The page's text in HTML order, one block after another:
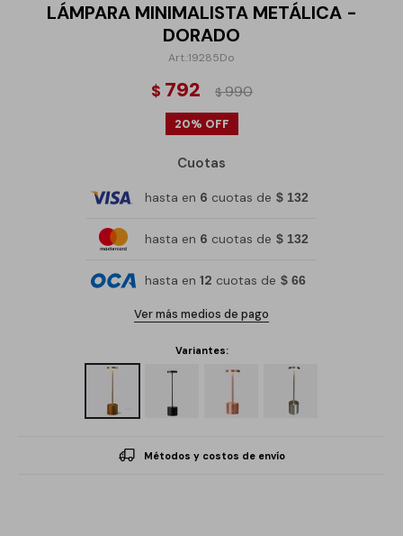
LÁMPARA MINIMALISTA METÁLICA -
DORADO
19285Do
$ 792 $990
20
Cuotas
hasta en 6 cuotas de $ 132
hasta en 6 cuotas de $ 132
hasta en 12 cuotas de $ 66
Ver más medios de pago
Variantes:
Métodos y costos de envío